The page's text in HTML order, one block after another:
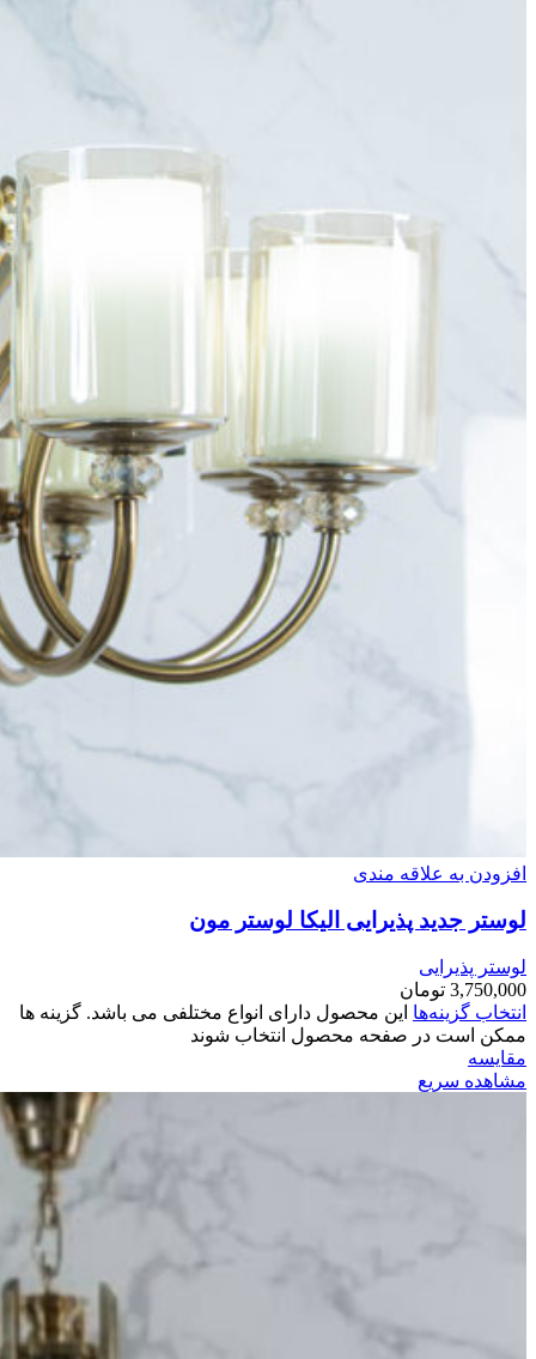
افزودن به علاقه مندی
لوستر جدید پذیرایی الیکا لوستر مون
لوستر پذیرایی
3,750,000 تومان
انتخاب گزینه‌ها این محصول دارای انواع مختلفی می باشد. گزینه ها
ممکن است در صفحه محصول انتخاب شوند
مقایسه
مشاهده سریع